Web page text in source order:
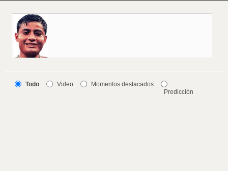
Todo Video
Momentos destacados
Predicción